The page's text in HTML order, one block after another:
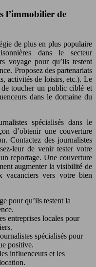
l’immobilier de
de plus en plus populaire
dans le secteur
voyage pour qu’ils testent
Proposez des partenariats
activités de loisirs, etc.). Le
toucher un public ciblé et
dans le domaine du
spécialisés dans le
d’obtenir une couverture
Contactez des journalistes
leur de venir tester votre
reportage. Une couverture
augmenter la visibilité de
vacanciers vers votre bien
pour qu’ils testent la
entreprises locales pour
spécialisés pour
positive.
influenceurs et les